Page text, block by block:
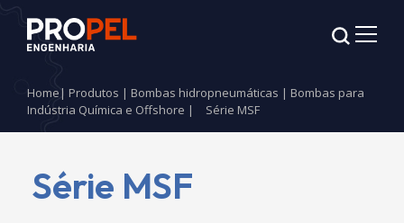
Home| Produtos | Bombas hidropneumáticas | Bombas para
Indústria Química e Offshore | Série MSF
Série MSF